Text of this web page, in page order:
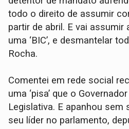
todo o direito de assumir
partir de abril. E vai assumir
uma ‘BIC’, e desmantelar
Rocha.
Comentei em rede social
uma ‘pisa’ que o
Legislativa. E apanhou sem
seu líder no parlamento,